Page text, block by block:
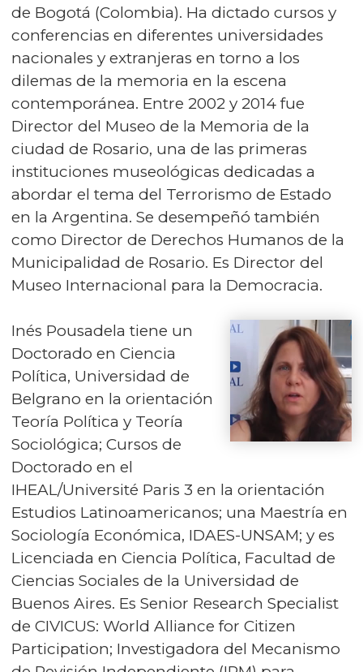
de Bogotá (Colombia). Ha dictado cursos y
conferencias en diferentes universidades
nacionales y extranjeras en torno a los
dilemas de la memoria en la escena
contemporánea. Entre 2002 y 2014 fue
Director del Museo de la Memoria de la
ciudad de Rosario, una de las primeras
instituciones museológicas dedicadas a
abordar el tema del Terrorismo de Estado
en la Argentina. Se desempeñó también
como Director de Derechos Humanos de la
Municipalidad de Rosario. Es Director del
Museo Internacional para la Democracia.
Inés Pousadela tiene un
Doctorado en Ciencia
Política, Universidad de
Belgrano en la orientación
Teoría Política y Teoría
Sociológica; Cursos de
Doctorado en el
IHEAL/Université Paris 3 en la orientación
Estudios Latinoamericanos; una Maestría en
Sociología Económica, IDAES-UNSAM; y es
Licenciada en Ciencia Política, Facultad de
Ciencias Sociales de la Universidad de
Buenos Aires. Es Senior Research Specialist
de CIVICUS: World Alliance for Citizen
Participation; Investigadora del Mecanismo